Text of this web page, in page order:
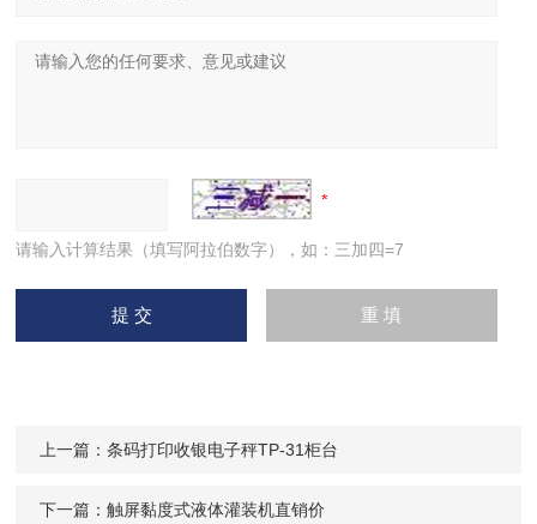
请输入计算结果（填写阿拉伯数字），如：三加四=7
上一篇：条码打印收银电子秤TP-31柜台
下一篇：触屏黏度式液体灌装机直销价